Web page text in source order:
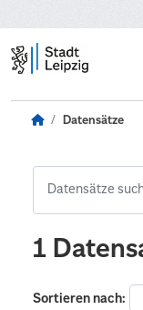
Datensätze
1
Sortieren nach